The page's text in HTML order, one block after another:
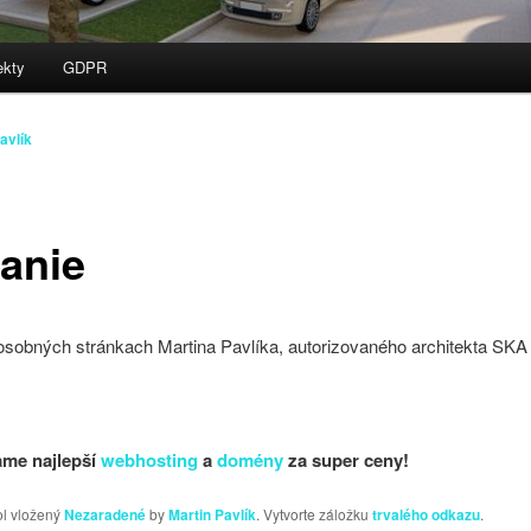
GDPR
stránkach Martina Pavlíka, autorizovaného architekta SKA
najlepšíwebhostingadoményza super ceny!
vloženýNezaradenébyMartin Pavlík. Vytvorte záložku trvalého odkazu.